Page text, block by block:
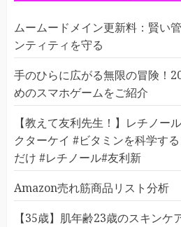
ムームードメイン更新料：賢い
ンティティを守る
手のひらに広がる無限の冒険！
めのスマホゲームをご紹介
【教えて友利先生！】レチノー
クターケイ #ビタミンを科学す
だけ #レチノール#友利新
Amazon売れ筋商品リスト分析
【35歳】肌年齢23歳のスキンケ